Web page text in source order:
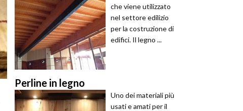
che viene utilizzato
nel settore edilizio
per la costruzione di
edifici. Il legno ...
Perline in legno
Uno dei materiali più
usati e amati per il